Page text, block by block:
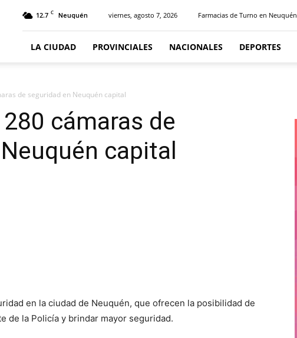
12.7 C Neuquén viernes, agosto 7, 2026 Farmacias de Turno en Neuquén
LA CIUDAD PROVINCIALES NACIONALES DEPORTES
de seguridad en Neuquén capital
cámaras de
capital
en la ciudad de Neuquén, que ofrecen la posibilidad de
de la Policía y brindar mayor seguridad.